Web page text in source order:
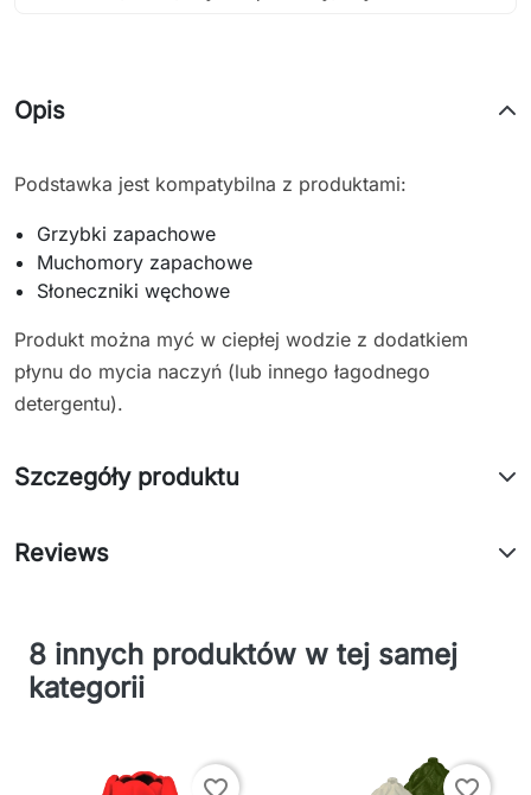
Opis
Podstawka jest kompatybilna z produktami:
Grzybki zapachowe
Muchomory zapachowe
Słoneczniki węchowe
Produkt można myć w ciepłej wodzie z dodatkiem
płynu do mycia naczyń (lub innego łagodnego
detergentu).
Szczegóły produktu
Reviews
8 innych produktów w tej samej
kategorii
favorite_border favorite_border